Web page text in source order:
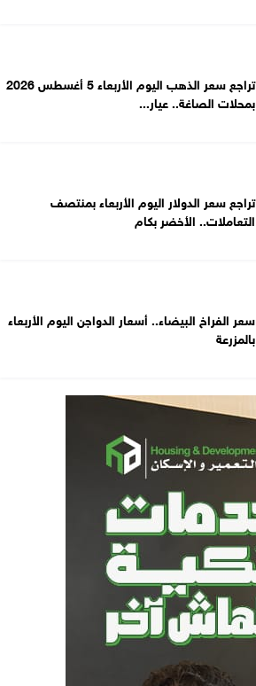
تراجع سعر الذهب اليوم الأربعاء 5 أغسطس 2026
بمحلات الصاغة.. عيار...
تراجع سعر الدولار اليوم الأربعاء بمنتصف
التعاملات.. الأخضر بكام
سعر الفراخ البيضاء.. أسعار الدواجن اليوم الأربعاء
بالمزرعة